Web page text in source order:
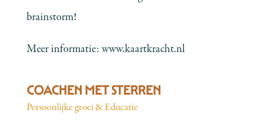
brainstorm!
Meer informatie:www.kaartkracht.nl
COACHEN MET STERREN
Persoonlijke groei & Educatie